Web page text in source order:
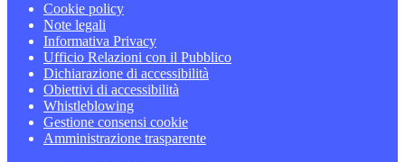
Cookie policy
Note legali
Informativa Privacy
Ufficio Relazioni con il Pubblico
Dichiarazione di accessibilità
Obiettivi di accessibilità
Whistleblowing
Gestione consensi cookie
Amministrazione trasparente